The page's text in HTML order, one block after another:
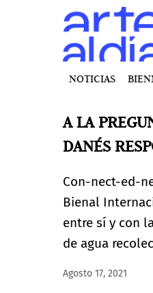
NOTICIAS
A LA
DANÉS
Con-nect-ed-
Bienal
entre sí y con
de agua
Agosto 17, 2021